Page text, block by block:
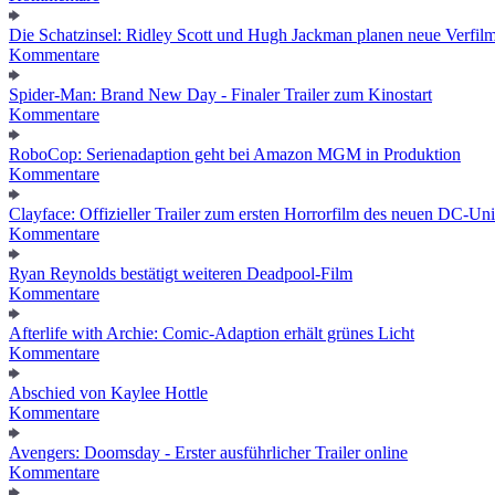
Die Schatzinsel: Ridley Scott und Hugh Jackman planen neue
Kommentare
Spider-Man: Brand New Day - Finaler Trailer zum Kinostart
Kommentare
RoboCop: Serienadaption geht bei Amazon MGM in Produktion
Kommentare
Clayface: Offizieller Trailer zum ersten Horrorfilm des neuen DC-
Kommentare
Ryan Reynolds bestätigt weiteren Deadpool-Film
Kommentare
Afterlife with Archie: Comic-Adaption erhält grünes Licht
Kommentare
Abschied von Kaylee Hottle
Kommentare
Avengers: Doomsday - Erster ausführlicher Trailer online
Kommentare